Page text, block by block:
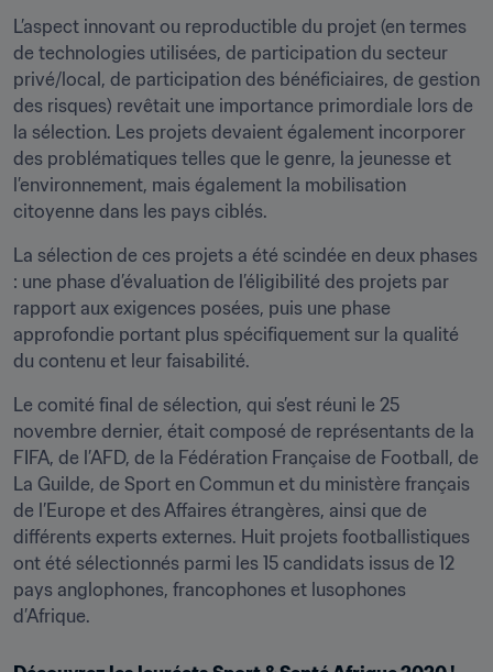
L’aspect innovant ou reproductible du projet (en termes
de technologies utilisées, de participation du secteur
privé/local, de participation des bénéficiaires, de gestion
des risques) revêtait une importance primordiale lors de
la sélection. Les projets devaient également incorporer
des problématiques telles que le genre, la jeunesse et
l’environnement, mais également la mobilisation
citoyenne dans les pays ciblés.
La sélection de ces projets a été scindée en deux phases
: une phase d’évaluation de l’éligibilité des projets par
rapport aux exigences posées, puis une phase
approfondie portant plus spécifiquement sur la qualité
du contenu et leur faisabilité.
Le comité final de sélection, qui s’est réuni le 25
novembre dernier, était composé de représentants de la
FIFA, de l’AFD, de la Fédération Française de Football, de
La Guilde, de Sport en Commun et du ministère français
de l’Europe et des Affaires étrangères, ainsi que de
différents experts externes. Huit projets footballistiques
ont été sélectionnés parmi les 15 candidats issus de 12
pays anglophones, francophones et lusophones
d’Afrique.